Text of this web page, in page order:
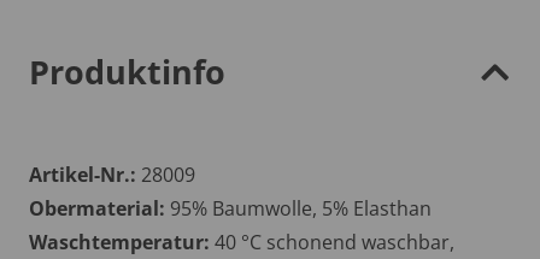
Produktinfo
Artikel-Nr.: 28009
Obermaterial: 95% Baumwolle, 5% Elasthan
Waschtemperatur: 40 °C schonend waschbar,